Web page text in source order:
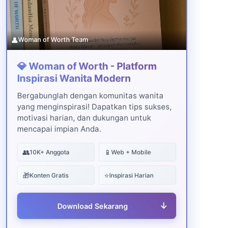
👤Woman of Worth Team
💎 Woman of Worth - Platform
Inspirasi Wanita Modern
Bergabunglah dengan komunitas wanita
yang menginspirasi! Dapatkan tips sukses,
motivasi harian, dan dukungan untuk
mencapai impian Anda.
👥10K+ Anggota 📱 Web + Mobile
🎁Konten Gratis ⭐Inspirasi Harian
Download Sekarang ↓